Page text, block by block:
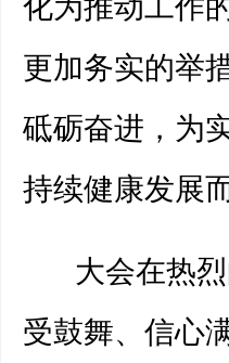
化为推动工作
更加务实的举
砥砺奋进，为
持续健康发展
大会在热烈
受鼓舞、信心